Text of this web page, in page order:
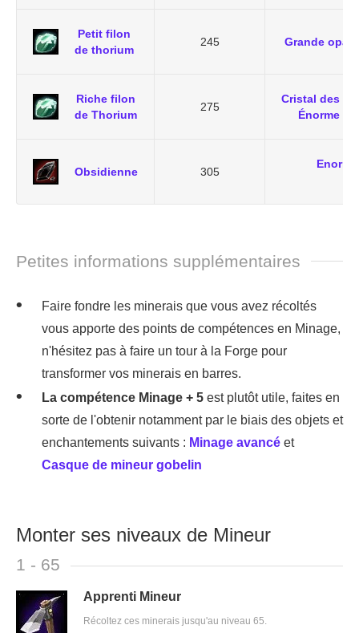
Petit filon
de thorium
245 Grande opale
Riche filon
de Thorium
275
Cristal des
Énorme
Obsidienne 305
Petites informations supplémentaires
Faire fondre les minerais que vous avez récoltés
vous apporte des points de compétences en Minage,
n'hésitez pas à faire un tour à la Forge pour
transformer vos minerais en barres.
La compétence Minage + 5 est plutôt utile, faites en
sorte de l'obtenir notamment par le biais des objets et
enchantements suivants : Minage avancé et
Casque de mineur gobelin
Monter ses niveaux de Mineur
1 - 65
Apprenti Mineur
Récoltez ces minerais jusqu'au niveau 65.